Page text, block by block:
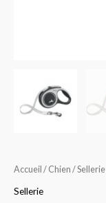
Accueil / Chien /Sellerie
Sellerie